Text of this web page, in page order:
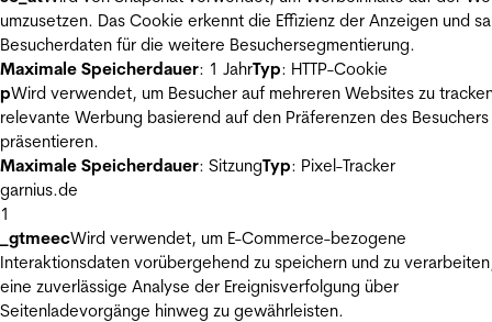
umzusetzen. Das Cookie erkennt die Effizienz der Anzeigen und
Besucherdaten für die weitere Besuchersegmentierung.
Maximale Speicherdauer: 1 JahrTyp: HTTP-Cookie
pWird verwendet, um Besucher auf mehreren Websites zu
relevante Werbung basierend auf den Präferenzen des Besuchers
präsentieren.
Maximale Speicherdauer: SitzungTyp: Pixel-Tracker
garnius.de
1
_gtmeecWird verwendet, um E-Commerce-bezogene
Interaktionsdaten vorübergehend zu speichern und zu
eine zuverlässige Analyse der Ereignisverfolgung über
Seitenladevorgänge hinweg zu gewährleisten.